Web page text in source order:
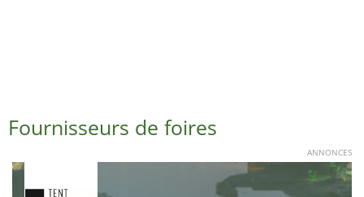
Fournisseurs de foires
ANNONCES